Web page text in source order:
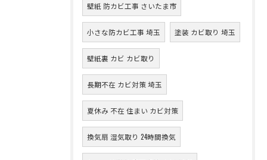
壁紙 防カビ工事 さいたま市
小さな防カビ工事 埼玉 塗装 カビ取り 埼玉
壁紙裏 カビ カビ取り
長期不在 カビ対策 埼玉
夏休み 不在 住まい カビ対策
換気扇 湿気取り 24時間換気